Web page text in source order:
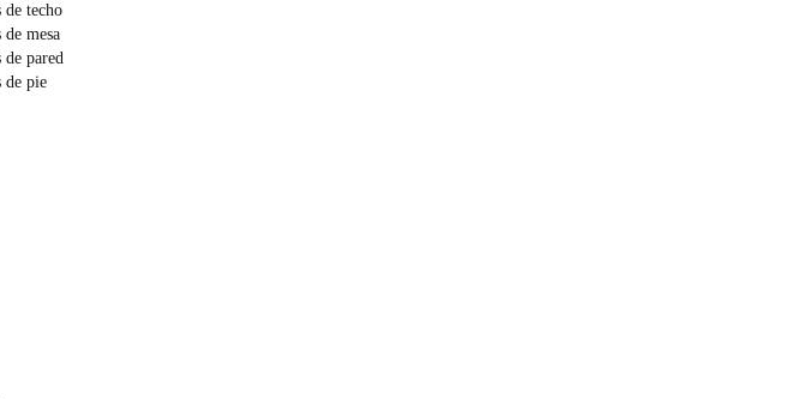
de techo
de mesa
de pared
de pie